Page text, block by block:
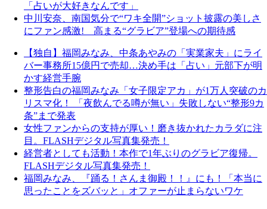
「占いが大好きなんです」
中川安奈、南国気分で“ワキ全開”ショット披露の美しさ
にファン感激! 高まる“グラビア”登場への期待感
【独自】福岡みなみ、中条あやみの「実業家夫」にライ
バー事務所15億円で売却…決め手は「占い」元部下が明
かす経営手腕
整形告白の福岡みなみ「女子限定アカ」が1万人突破のカ
リスマ化！ 「夜飲んでる噂が無い」失敗しない“整形9カ
条”まで発表
女性ファンからの支持が厚い！磨き抜かれたカラダに注
目。FLASHデジタル写真集発売！
経営者としても活動！本作で1年ぶりのグラビア復帰。
FLASHデジタル写真集発売！
福岡みなみ、『踊る！さんま御殿！！』にも！「本当に
思ったことをズバッと」オファーが止まらないワケ